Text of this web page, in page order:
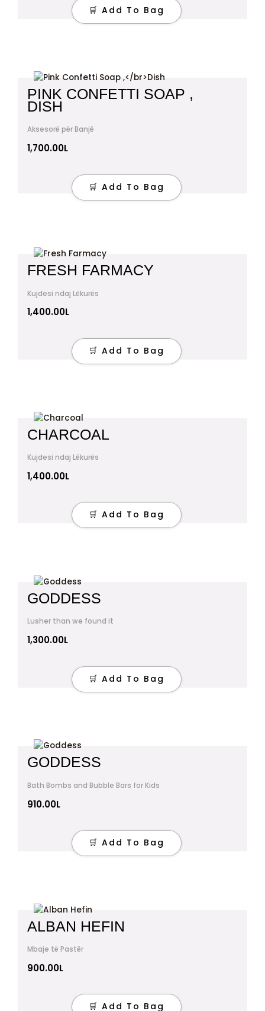
🛒 Add To Bag
PINK CONFETTI SOAP ,
DISH
Aksesorë për Banjë
1,700.00L
🛒 Add To Bag
FRESH FARMACY
Kujdesi ndaj Lëkurës
1,400.00L
🛒 Add To Bag
CHARCOAL
Kujdesi ndaj Lëkurës
1,400.00L
🛒 Add To Bag
GODDESS
Lusher than we found it
1,300.00L
🛒 Add To Bag
GODDESS
Bath Bombs and Bubble Bars for Kids
910.00L
🛒 Add To Bag
ALBAN HEFIN
Mbaje të Pastër
900.00L
🛒 Add To Bag